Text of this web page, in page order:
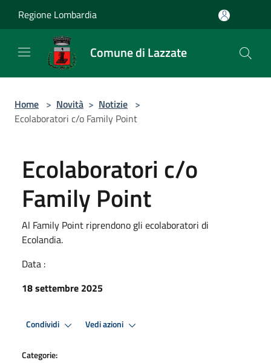
Regione Lombardia
Comune di Lazzate
Home > Novità > Notizie >
Ecolaboratori c/o Family Point
Ecolaboratori c/o
Family Point
Al Family Point riprendono gli ecolaboratori di
Ecolandia.
Data :
18 settembre 2025
Condividi Vedi azioni
Categorie: